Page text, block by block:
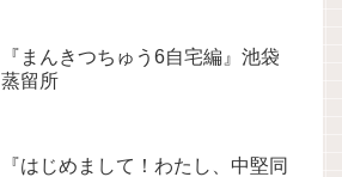
『まんきつちゅう6自宅編』池袋
蒸留所
『はじめまして！わたし、中堅同